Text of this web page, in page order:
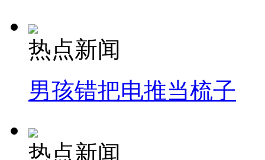
热点新闻
男孩错把电推当梳子
热点新闻